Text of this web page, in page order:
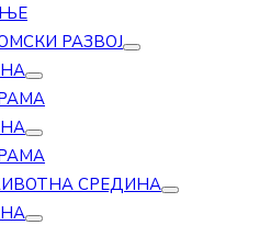
РАЗВОЈ
СРЕДИНА